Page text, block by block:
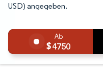
USD) angegeben.
4750